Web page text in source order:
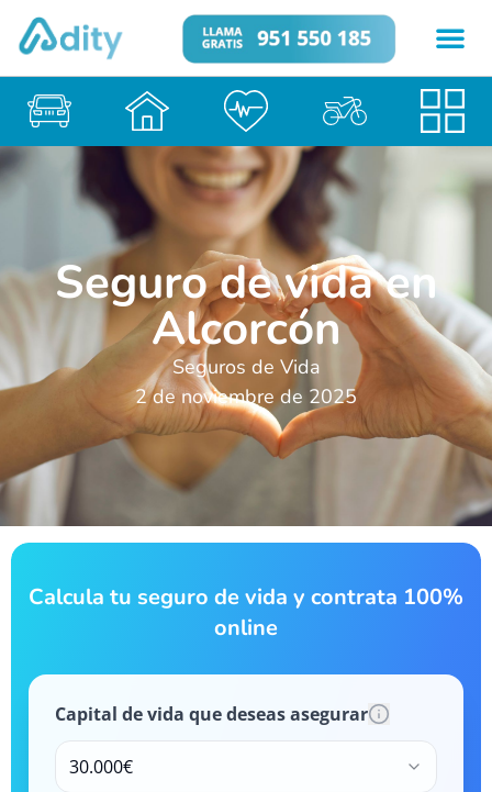
Seguro de vida en
Alcorcón
Seguros de Vida
2 de noviembre de 2025
Calcula tu seguro de vida y contrata 100%
online
Capital de vida que deseas asegurar
30.000€